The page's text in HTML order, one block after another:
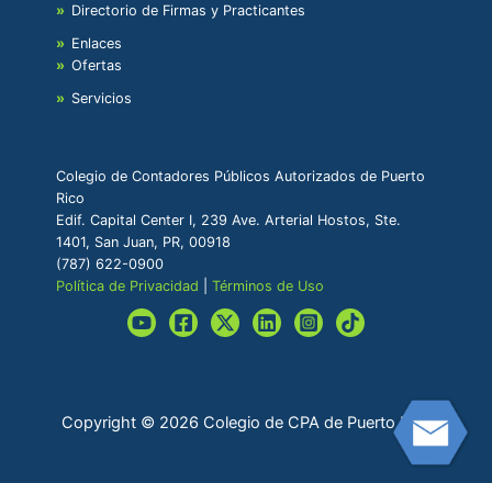
Directorio de Firmas y Practicantes
Enlaces
Ofertas
Servicios
Colegio de Contadores Públicos Autorizados de Puerto
Rico
Edif. Capital Center I, 239 Ave. Arterial Hostos, Ste.
1401, San Juan, PR, 00918
(787) 622-0900
Política de Privacidad |Términos de Uso
Copyright © 2026 Colegio de CPA de Puerto Rico